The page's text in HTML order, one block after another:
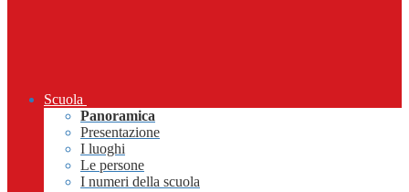
Scuola
Panoramica
Presentazione
I luoghi
Le persone
I numeri della scuola